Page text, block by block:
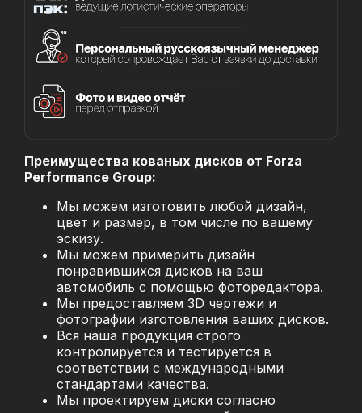
Преимущества кованых дисков от Forza
Performance Group:
Мы можем изготовить любой дизайн,
цвет и размер, в том числе по вашему
эскизу.
Мы можем примерить дизайн
понравившихся дисков на ваш
автомобиль с помощью фоторедактора.
Мы предоставляем 3D чертежи и
фотографии изготовления ваших дисков.
Вся наша продукция строго
контролируется и тестируется в
соответствии с международными
стандартами качества.
Мы проектируем диски согласно